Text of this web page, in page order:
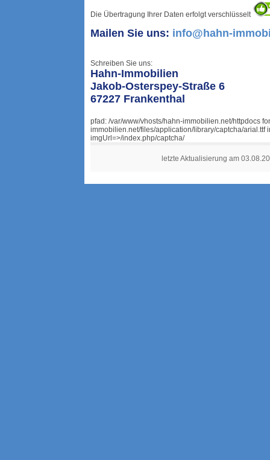
Die Übertragung Ihrer Daten erfolgt verschlüsselt
Mailen Sie uns: info@hahn-
Schreiben Sie uns:
Hahn-Immobilien
Jakob-Osterspey-Straße 6
67227 Frankenthal
pfad: /var/www/vhosts/hahn-immobilien.net/httpdocs
immobilien.net/files/application/library/captcha/
imgUrl=>/index.php/captcha/
letzte Aktualisierung am